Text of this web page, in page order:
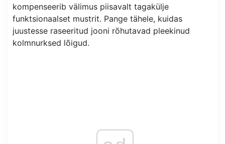
kompenseerib välimus piisavalt tagakülje
funktsionaalset mustrit. Pange tähele, kuidas
juustesse raseeritud jooni rõhutavad pleekinud
kolmnurksed lõigud.